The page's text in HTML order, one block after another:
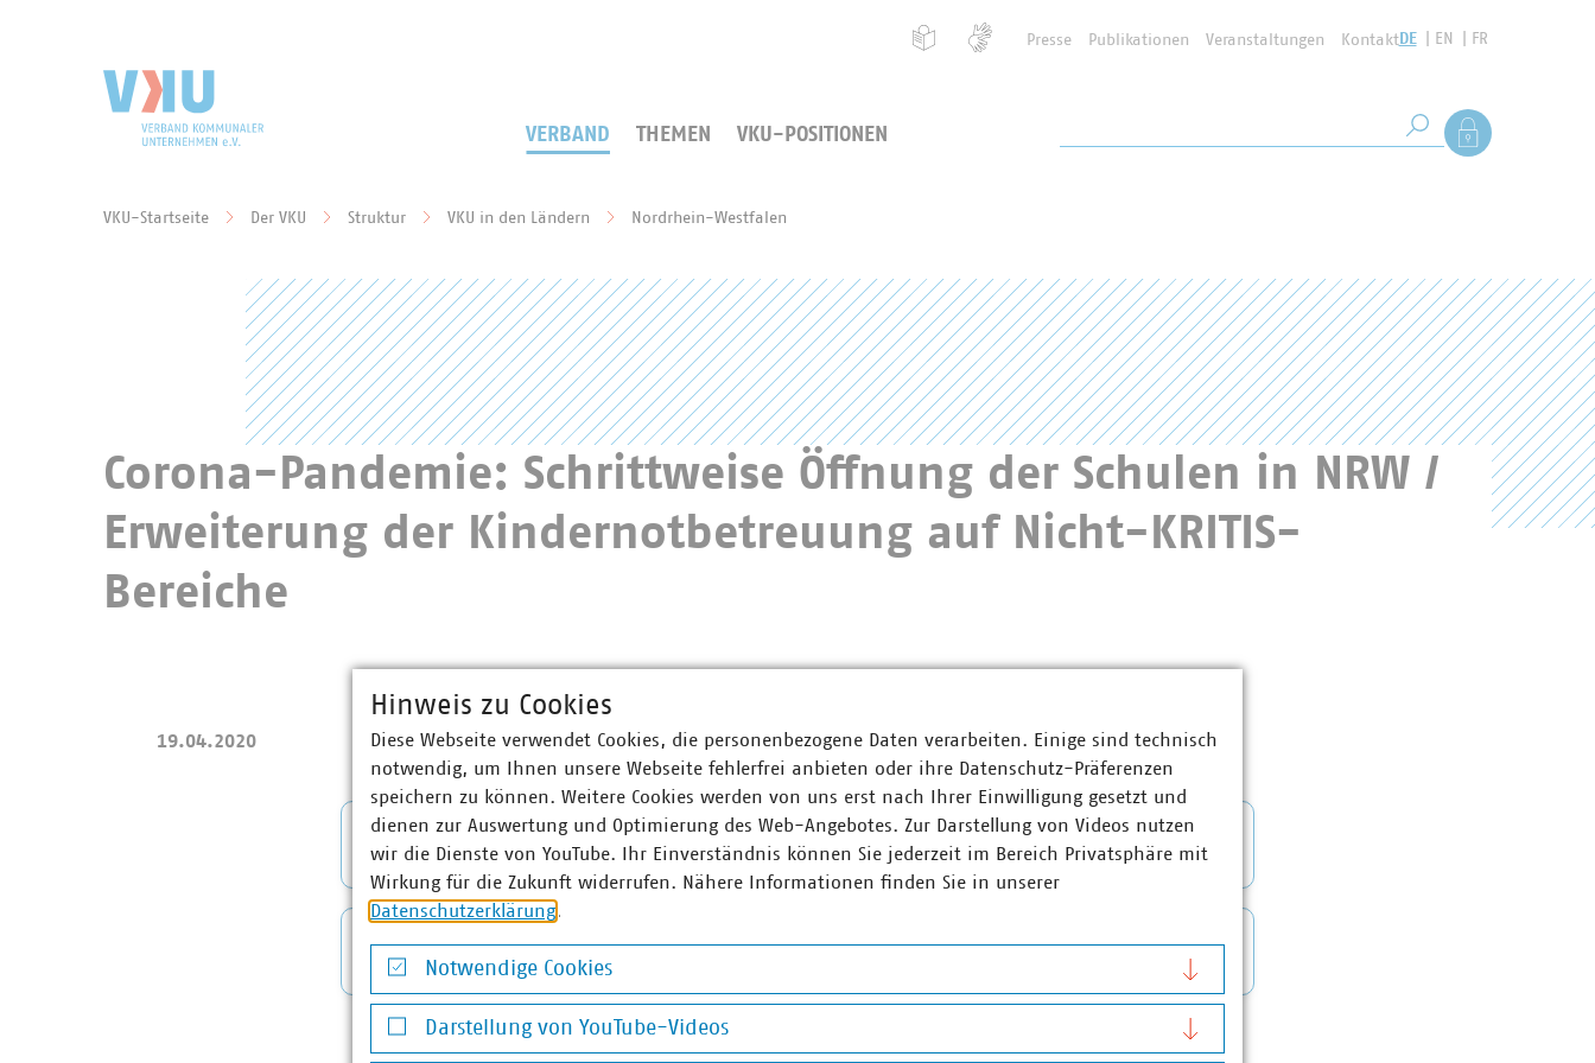
Presse Publikationen Veranstaltungen KontaktDE EN FR
VERBAND THEMEN VKU-POSITIONEN Suche starten
Als Mitglied
VKU-Startseite Der VKU Struktur VKU in den Ländern Nordrhein-Westfalen
Corona-Pandemie: Schrittweise Öffnung der Schulen in NRW /
Erweiterung der Kindernotbetreuung auf Nicht-KRITIS-
Bereiche
19.04.2020
Mitgliederrundschreiben Anlage 1
Anlage 2 Anlage 3
Hinweis zu Cookies
Diese Webseite verwendet Cookies, die personenbezogene Daten verarbeiten. Einige sind technisch
notwendig, um Ihnen unsere Webseite fehlerfrei anbieten oder ihre Datenschutz-Präferenzen
speichern zu können. Weitere Cookies werden von uns erst nach Ihrer Einwilligung gesetzt und
dienen zur Auswertung und Optimierung des Web-Angebotes. Zur Darstellung von Videos nutzen
wir die Dienste von YouTube. Ihr Einverständnis können Sie jederzeit im Bereich Privatsphäre mit
Wirkung für die Zukunft widerrufen. Nähere Informationen finden Sie in unserer
Datenschutzerklärung.
Notwendige Cookies
Notwendige Cookies
Darstellung von YouTube-Videos